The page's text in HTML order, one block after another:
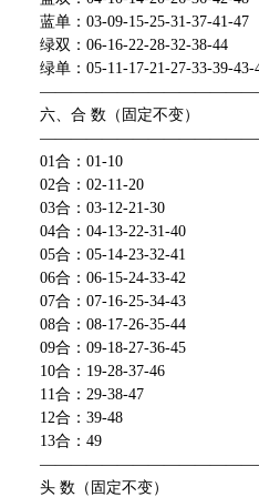
蓝单：03-09-15-25-31-37-41-47
绿双：06-16-22-28-32-38-44
绿单：05-11-17-21-27-33-39-43-
六、合 数（固定不变）
01合：01-10
02合：02-11-20
03合：03-12-21-30
04合：04-13-22-31-40
05合：05-14-23-32-41
06合：06-15-24-33-42
07合：07-16-25-34-43
08合：08-17-26-35-44
09合：09-18-27-36-45
10合：19-28-37-46
11合：29-38-47
12合：39-48
13合：49
头 数（固定不变）